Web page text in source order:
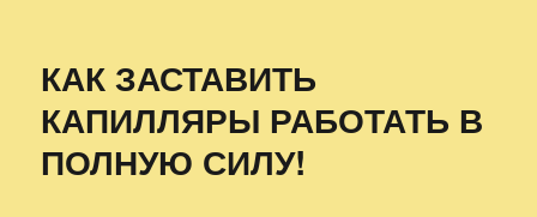
КАК ЗАСТАВИТЬ
КАПИЛЛЯРЫ РАБОТАТЬ В
ПОЛНУЮ СИЛУ!